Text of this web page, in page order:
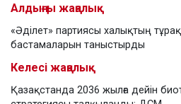
Алдыңғы жаңалық
«Әділет» партиясы халықтың
бастамаларын таныстырды
Келесі жаңалық
Қазақстанда 2036 жылға дейін